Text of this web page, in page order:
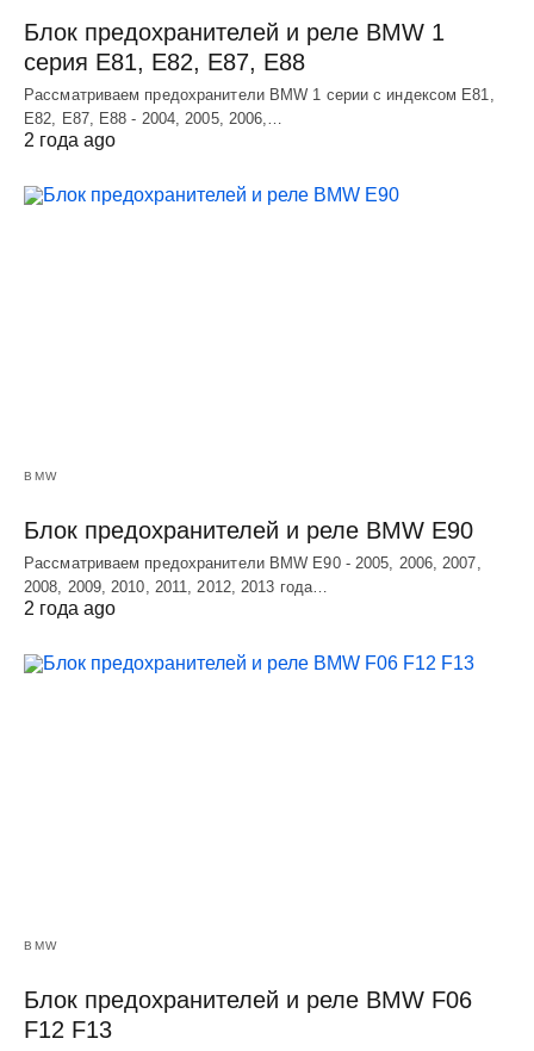
Блок предохранителей и реле BMW 1
серия E81, E82, E87, E88
Рассматриваем предохранители BMW 1 серии с индексом E81,
E82, E87, E88 - 2004, 2005, 2006,…
2 года ago
BMW
Блок предохранителей и реле BMW E90
Рассматриваем предохранители BMW E90 - 2005, 2006, 2007,
2008, 2009, 2010, 2011, 2012, 2013 года…
2 года ago
BMW
Блок предохранителей и реле BMW F06
F12 F13